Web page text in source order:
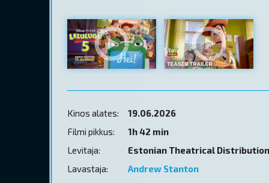
Kinos alates:
19.06.2026
Filmi pikkus:
1h 42 min
Levitaja:
Estonian Theatrical Distribution
Lavastaja:
Andrew Stanton